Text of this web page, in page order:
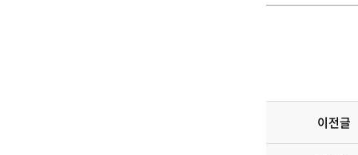
이전글